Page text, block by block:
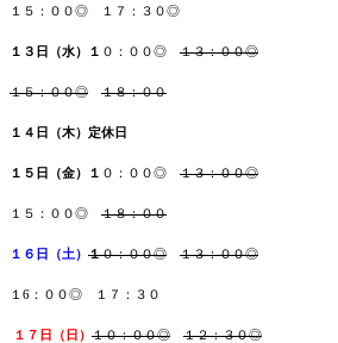
１５：００◎ １７：３０◎
１３日（水）１ ０：００◎ １３：００◎
１５：００◎ １８：００
１４日（木） 定休日
１５日（金）１ ０：００◎ １３：００◎
１５：００◎ １８：００
１６日（土） １０：００◎ １３：００◎
１6：００◎ １７：３０
１７日（日 ） １０：００◎ １２：３０◎